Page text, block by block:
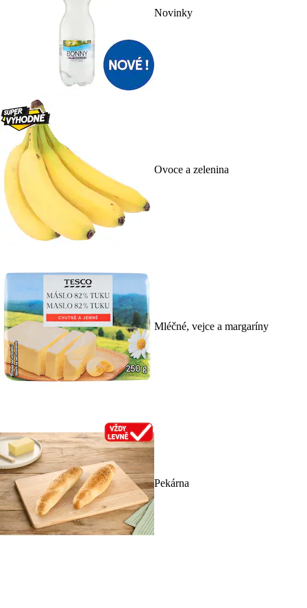
Novinky
Ovoce a zelenina
Mléčné, vejce a margaríny
Pekárna